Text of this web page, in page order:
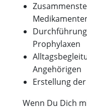
Prophylaxen
Angehörigen
Erstellung
Wenn Du Dich